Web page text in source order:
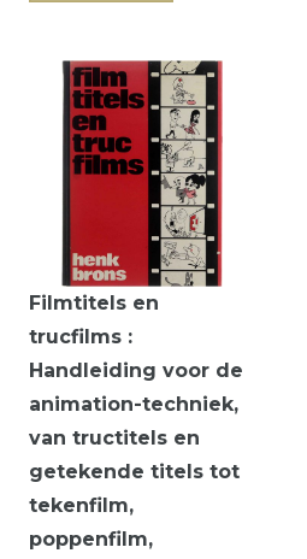
Filmtitels en
trucfilms :
Handleiding voor de
animation-techniek,
van tructitels en
getekende titels tot
tekenfilm,
poppenfilm,